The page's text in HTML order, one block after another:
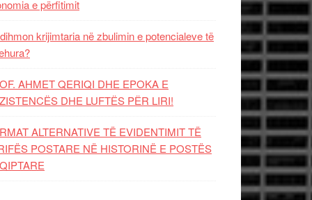
e përfitimit
krijimtaria në zbulimin e potencialeve të
AHMET QERIQI DHE EPOKA E
DHE LUFTЁS PЁR LIRI!
ALTERNATIVE TË EVIDENTIMIT TË
POSTARE NË HISTORINË E POSTËS